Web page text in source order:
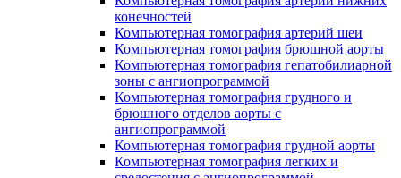
конечностей
Компьютерная томография артерий шеи
Компьютерная томография брюшной аорты
Компьютерная томография гепатобилиарной
зоны с ангиопрограммой
Компьютерная томография грудного и
брюшного отделов аорты с
ангиопрограммой
Компьютерная томография грудной аорты
Компьютерная томография легких и